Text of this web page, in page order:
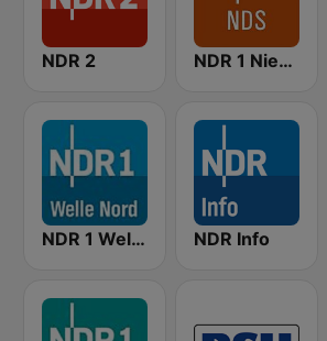
NDR 2 NDR 1 Niedersachsen
NDR 1 Welle Nord Flensburg NDR Info